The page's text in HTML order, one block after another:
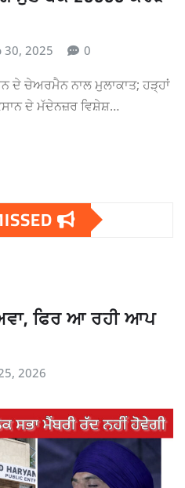
30, 2025 0
ਦੇ ਚੇਅਰਮੈਨ ਨਾਲ ਮੁਲਾਕਾਤ; ਹੜ੍ਹਾਂ
ਦੇ ਮੱਦੇਨਜ਼ਰ ਵਿਸ਼ੇਸ਼…
ਫਿਰ ਆ ਰਹੀ ਆਪ
2026